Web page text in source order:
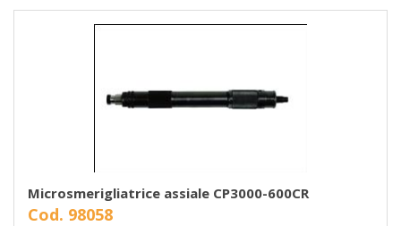
Microsmerigliatrice assiale CP3000-600CR
Cod. 98058